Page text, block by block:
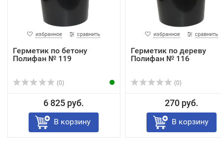
избранное сравнить
Герметик по бетону
Полифан № 119
(0)
6 825 руб.
В корзину
избранное сравнить
Герметик по дереву
Полифан № 116
(0)
270 руб.
В корзину